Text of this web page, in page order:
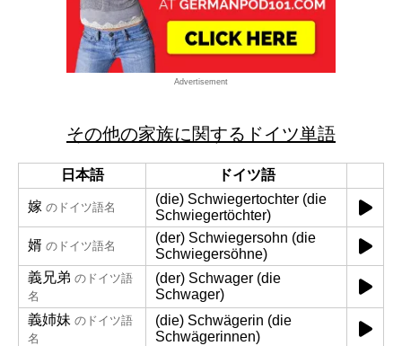
Advertisement
その他の家族に関するドイツ単語
日本語 ドイツ語
嫁 のドイツ語名
(die) Schwiegertochter (die
Schwiegertöchter)
婿 のドイツ語名
(der) Schwiegersohn (die
Schwiegersöhne)
義兄弟 のドイツ語
名
(der) Schwager (die
Schwager)
義姉妹 のドイツ語
名
(die) Schwägerin (die
Schwägerinnen)